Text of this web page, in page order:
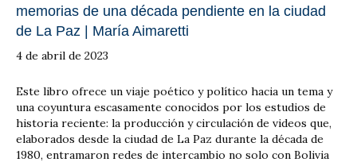
memorias de una década pendiente en la ciudad
de La Paz | María Aimaretti
4 de abril de 2023
Este libro ofrece un viaje poético y político hacia un tema y
una coyuntura escasamente conocidos por los estudios de
historia reciente: la producción y circulación de videos que,
elaborados desde la ciudad de La Paz durante la década de
1980, entramaron redes de intercambio no solo con Bolivia